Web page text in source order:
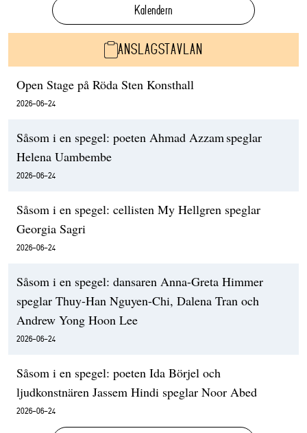
Kalendern
ANSLAGSTAVLAN
Open Stage på Röda Sten Konsthall
2026-06-24
Såsom i en spegel: poeten Ahmad Azzam speglar
Helena Uambembe
2026-06-24
Såsom i en spegel: cellisten My Hellgren speglar
Georgia Sagri
2026-06-24
Såsom i en spegel: dansaren Anna-Greta Himmer
speglar Thuy-Han Nguyen-Chi, Dalena Tran och
Andrew Yong Hoon Lee
2026-06-24
Såsom i en spegel: poeten Ida Börjel och
ljudkonstnären Jassem Hindi speglar Noor Abed
2026-06-24